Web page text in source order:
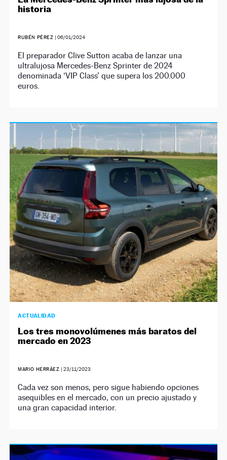
historia
RUBÉN PÉREZ |06/01/2024
El preparador Clive Sutton acaba de lanzar una
ultralujosa Mercedes-Benz Sprinter de 2024
denominada ‘VIP Class’ que supera los 200.000
euros.
ACTUALIDAD
Los tres monovolúmenes más baratos del
mercado en 2023
MARIO HERRÁEZ |23/11/2023
Cada vez son menos, pero sigue habiendo opciones
asequibles en el mercado, con un precio ajustado y
una gran capacidad interior.